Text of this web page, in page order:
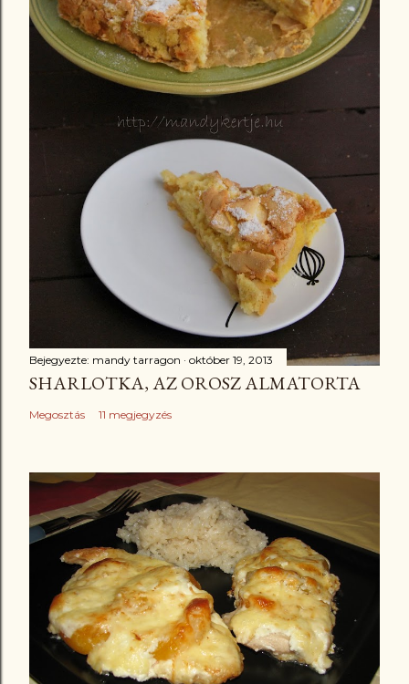
Bejegyezte: mandy tarragon október 19, 2013
SHARLOTKA, AZ OROSZ ALMATORTA
Megosztás 11 megjegyzés